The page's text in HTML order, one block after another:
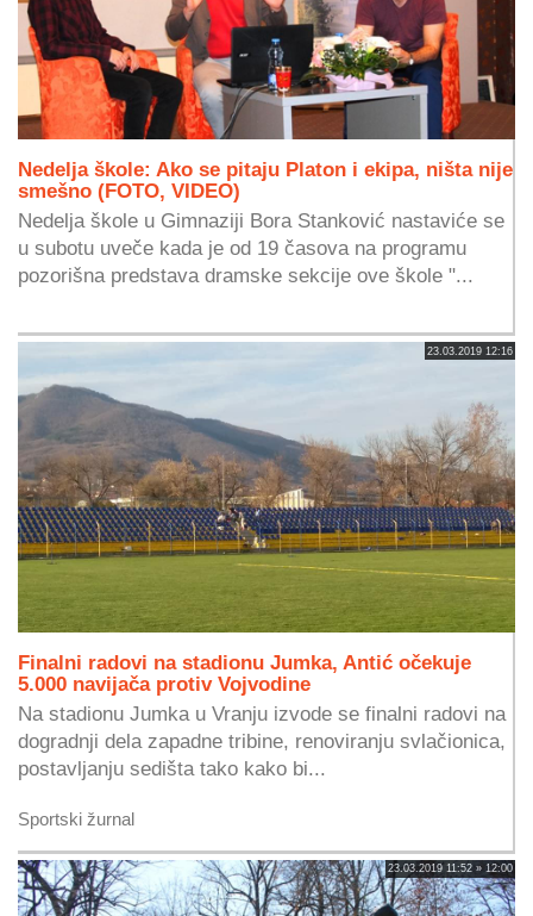
Nedelja škole: Ako se pitaju Platon i ekipa, ništa nije
smešno (FOTO, VIDEO)
Nedelja škole u Gimnaziji Bora Stanković nastaviće se
u subotu uveče kada je od 19 časova na programu
pozorišna predstava dramske sekcije ove škole "...
23.03.2019 12:16
Finalni radovi na stadionu Jumka, Antić očekuje
5.000 navijača protiv Vojvodine
Na stadionu Jumka u Vranju izvode se finalni radovi na
dogradnji dela zapadne tribine, renoviranju svlačionica,
postavljanju sedišta tako kako bi...
Sportski žurnal
23.03.2019 11:52 » 12:00